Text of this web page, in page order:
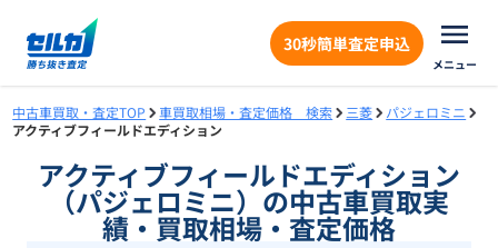
30秒簡単査定申込
メニュー
中古車買取・査定TOP 車買取相場・査定価格 検索 三菱
パジェロミニ
アクティブフィールドエディション
アクティブフィールドエディション
（パジェロミニ）の中古車買取実
績・買取相場・査定価格